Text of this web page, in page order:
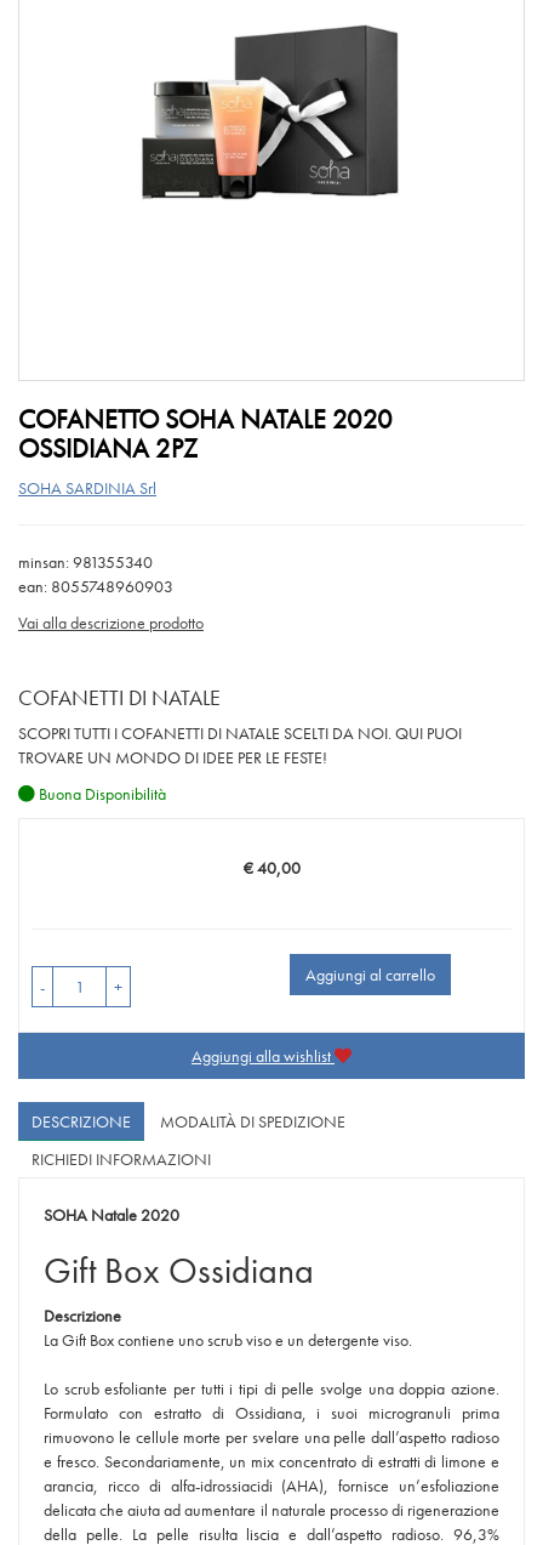
COFANETTO SOHA NATALE 2020
OSSIDIANA 2PZ
SOHA SARDINIA Srl
minsan: 981355340
ean: 8055748960903
Vai alla descrizione prodotto
COFANETTI DI NATALE
SCOPRI TUTTI I COFANETTI DI NATALE SCELTI DA NOI. QUI PUOI
TROVARE UN MONDO DI IDEE PER LE FESTE!
Buona Disponibilità
Prezzo
€ 40,00
- +
Aggiungi al carrello
Aggiungi alla wishlist
DESCRIZIONE
MODALITÀ DI SPEDIZIONE
RICHIEDI INFORMAZIONI
SOHA Natale 2020
Gift Box Ossidiana
Descrizione
La Gift Box contiene uno scrub viso e un detergente viso.
Lo scrub esfoliante per tutti i tipi di pelle svolge una doppia azione.
Formulato con estratto di Ossidiana, i suoi microgranuli prima
rimuovono le cellule morte per svelare una pelle dall’aspetto radioso
e fresco. Secondariamente, un mix concentrato di estratti di limone e
arancia, ricco di alfa-idrossiacidi (AHA), fornisce un’esfoliazione
delicata che aiuta ad aumentare il naturale processo di rigenerazione
della pelle. La pelle risulta liscia e dall’aspetto radioso. 96,3%